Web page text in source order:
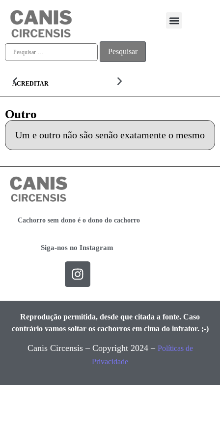
ACREDITAR
Outro
Um e outro não são senão exatamente o mesmo
Cachorro sem dono é o dono do cachorro
Siga-nos no Instagram
Reprodução permitida, desde que citada a fonte. Caso
contrário vamos soltar os cachorros em cima do infrator. ;-)
Canis Circensis – Copyright 2024 – Políticas de
Privacidade